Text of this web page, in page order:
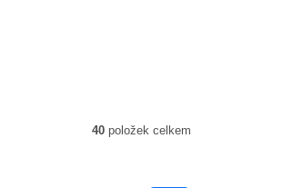
40 položek celkem